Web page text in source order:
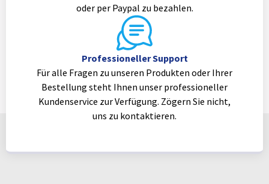
oder per Paypal zu bezahlen.
Professioneller Support
Für alle Fragen zu unseren Produkten oder Ihrer
Bestellung steht Ihnen unser professioneller
Kundenservice zur Verfügung. Zögern Sie nicht,
uns zu kontaktieren.